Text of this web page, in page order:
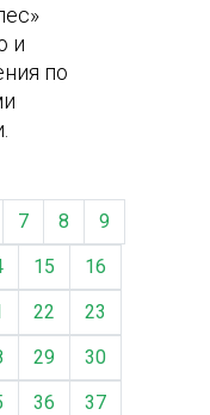
и
по
7 8
9
15
16
22
23
29
30
36
37